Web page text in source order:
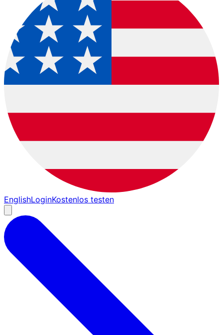
EnglishLoginKostenlos testen